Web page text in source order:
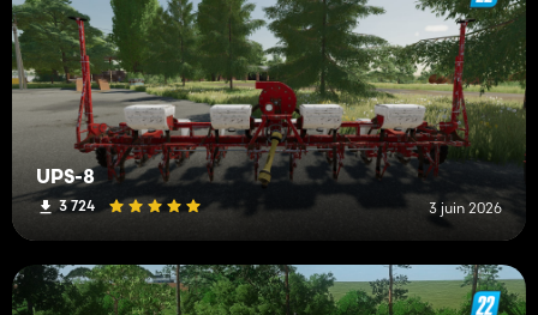
UPS-8
3 724 3 juin 2026